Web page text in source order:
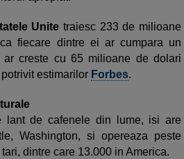
Unite traiesc 233 de milioane
fiecare dintre ei ar cumpara un
ar creste cu 65 milioane de dolari
estimarilor Forbes.
lant de cafenele din lume, isi are
Washington, si opereaza peste
dintre care 13.000 in America.